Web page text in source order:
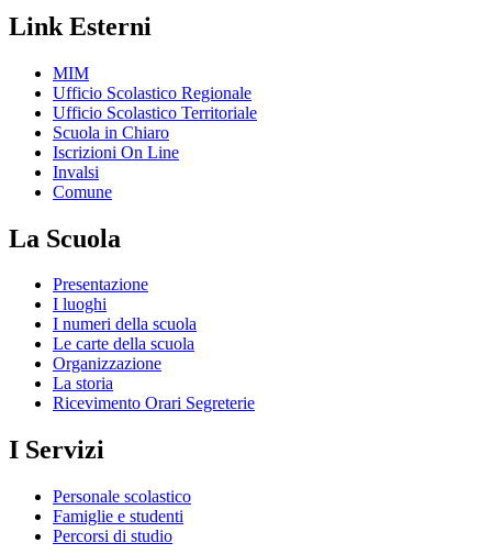
Link Esterni
MIM
Ufficio Scolastico Regionale
Ufficio Scolastico Territoriale
Scuola in Chiaro
Iscrizioni On Line
Invalsi
Comune
La Scuola
Presentazione
I luoghi
I numeri della scuola
Le carte della scuola
Organizzazione
La storia
Ricevimento Orari Segreterie
I Servizi
Personale scolastico
Famiglie e studenti
Percorsi di studio